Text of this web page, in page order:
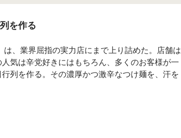
を作る
、業界屈指の実力店にまで上り詰めた。店舗は
気は辛党好きにはもちろん、多くのお客様が一
列を作る。その濃厚かつ激辛なつけ麺を、汗を